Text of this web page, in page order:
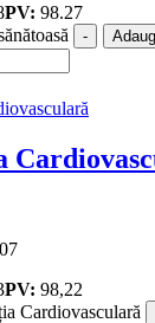
PV: 98.27
-
PV: 98,22
Cardiovasculară